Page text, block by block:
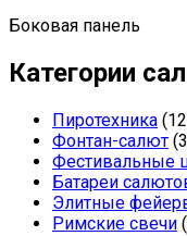
Боковая панель
Категории
Пиротехника
Фонтан-салют
Фестивальные
Батареи
Элитные
Римские свечи